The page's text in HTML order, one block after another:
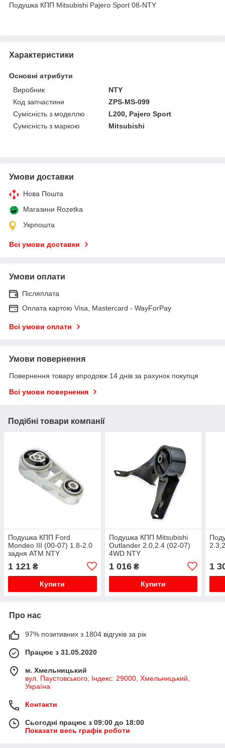
Подушка КПП Mitsubishi Pajero Sport 08-NTY
Характеристики
Основні атрибути
Виробник
NTY
Код запчастини
ZPS-MS-099
Сумісність з моделлю
L200, Pajero Sport
Сумісність з маркою
Mitsubishi
Умови доставки
Нова Пошта
Магазини Rozetka
Укрпошта
Всі умови доставки
Умови оплати
Післяплата
Оплата картою Visa, Mastercard - WayForPay
Всі умови оплати
Умови повернення
Повернення товару впродовж 14 днів за рахунок покупця
Всі умови повернення
Подібні товари компанії
Подушка КПП Ford
Mondeo III (00-07) 1.8-2.0
задня ATM NTY
1 121 ₴
Купити
Подушка КПП Mitsubishi
Outlander 2.0,2.4 (02-07)
4WD NTY
1 016₴
Купити
1
Про нас
97% позитивних з 1804 відгуків за рік
Працює з 31.05.2020
м. Хмельницький
вул. Паустовського; Індекс: 29000, Хмельницький,
Україна
Контакти
Сьогодні працює з 09:00 до 18:00
Показати весь графік роботи